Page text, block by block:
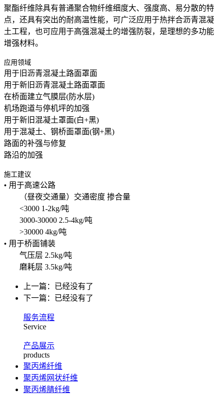
聚酯纤维除具有普通聚合物纤维细度大、强度高、易分散的特
点，还具有突出的耐高温性能，可广泛应用于热拌合沥青混凝
土工程，也可应用于高强混凝土的增强防裂，是理想的多功能
增强材料。
应用领域
用于旧沥青混凝土路面罩面
用于新旧沥青混凝土路面罩面
在桥面建立气膜层(防水层)
机场跑道与停机坪的加强
用于新旧混凝土罩面(白+黑)
用于混凝土、钢桥面罩面(钢+黑)
路面的补强与修复
路沿的加强
施工建议
• 用于高速公路
（昼夜交通量）交通密度 掺合量
<3000 1-2kg/吨
3000-30000 2.5-4kg/吨
>30000 4kg/吨
• 用于桥面铺装
气压层 2.5kg/吨
磨耗层 3.5kg/吨
上一篇：已经没有了
下一篇：已经没有了
服务流程
Service
产品展示
products
聚丙烯纤维
聚丙烯网状纤维
聚丙烯腈纤维